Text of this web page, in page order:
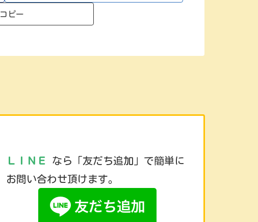
コピー
ＬＩＮＥ
なら「友だち追加」で簡単に
お問い合わせ頂けます。